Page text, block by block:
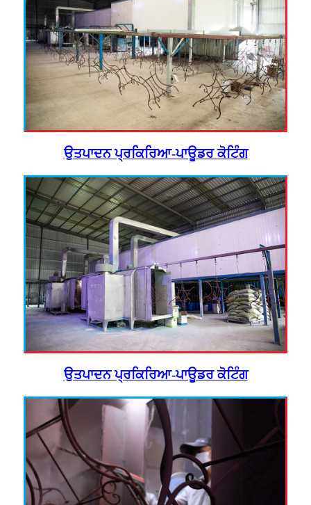
ਉਤਪਾਦਨ ਪ੍ਰਕਿਰਿਆ-ਪਾਊਡਰ ਕੋਟਿੰਗ
ਉਤਪਾਦਨ ਪ੍ਰਕਿਰਿਆ-ਪਾਊਡਰ ਕੋਟਿੰਗ